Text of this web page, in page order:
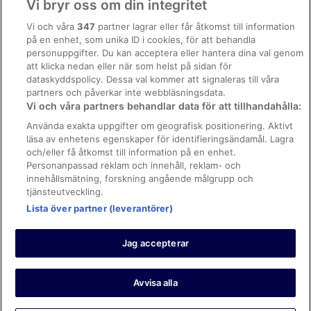
Regler och villkor för Vrbo
Tillgänglighetsanpassning
Juridisk information/Kontakta oss
Riktlinjer för innehåll och anmäla innehåll
Hjälp
Kontakta oss
Avboka eller ändra din bokning
Boka ett flyg med flygbolagskredit
Återbetalningsprocess och tidslinjer
© 2026 Expedia, Inc., ett företag inom Expedia Group.
https://www.expediagroup.com/ Med ensamrätt. MrJet är ett
varumärke eller registrerat varumärke som tillhör Expedia, Inc.
Vi bryr oss om din integritet
Vi och våra347 partner lagrar eller får åtkomst till information
på en enhet, som unika ID i cookies, för att behandla
personuppgifter. Du kan acceptera eller hantera dina val genom
att klicka nedan eller när som helst på sidan för
dataskyddspolicy. Dessa val kommer att signaleras till våra
partners och påverkar inte webbläsningsdata.
Vi och våra partners behandlar data för att tillhandahålla:
Använda exakta uppgifter om geografisk positionering. Aktivt
läsa av enhetens egenskaper för identifieringsändamål. Lagra
och/eller få åtkomst till information på en enhet.
Personanpassad reklam och innehåll, reklam- och
innehållsmätning, forskning angående målgrupp och
tjänsteutveckling.
Lista över partner (leverantörer)
Jag accepterar
Avvisa alla